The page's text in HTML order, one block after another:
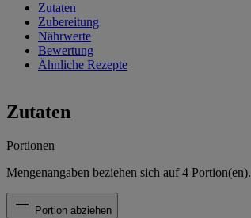
Zutaten
Zubereitung
Nährwerte
Bewertung
Ähnliche Rezepte
Zutaten
Portionen
Mengenangaben beziehen sich auf4 Portion(en).
Portion abziehen